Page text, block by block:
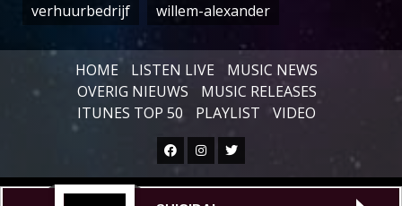
verhuurbedrijf
willem-alexander
HOME LISTEN LIVE
MUSIC NEWS
OVERIG NIEUWS
MUSIC RELEASES
ITUNES TOP 50
PLAYLIST VIDEO
Facebook
Instagram
Twitter
Copyright © All rights reserved.